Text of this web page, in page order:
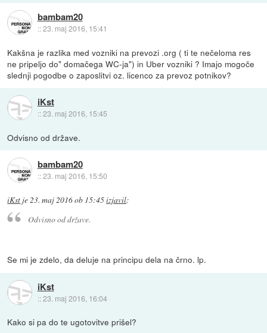
bambam20
::23. maj 2016, 15:41
Kakšna je razlika med vozniki na prevozi .org ( ti te nečeloma res
ne pripeljo do" domačega WC-ja") in Uber vozniki ? Imajo mogoče
slednji pogodbe o zaposlitvi oz. licenco za prevoz potnikov?
iKst
::23. maj 2016, 15:45
Odvisno od države.
bambam20
::23. maj 2016, 15:50
iKst je23. maj 2016 ob 15:45izjavil:
Odvisno od države.
Se mi je zdelo, da deluje na principu dela na črno. lp.
iKst
::23. maj 2016, 16:04
Kako si pa do te ugotovitve prišel?